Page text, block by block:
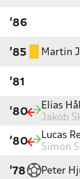
'86
'85 Martin
'81
'80
Elias
Jakob
'80
Lucas
Simon
'78 Peter